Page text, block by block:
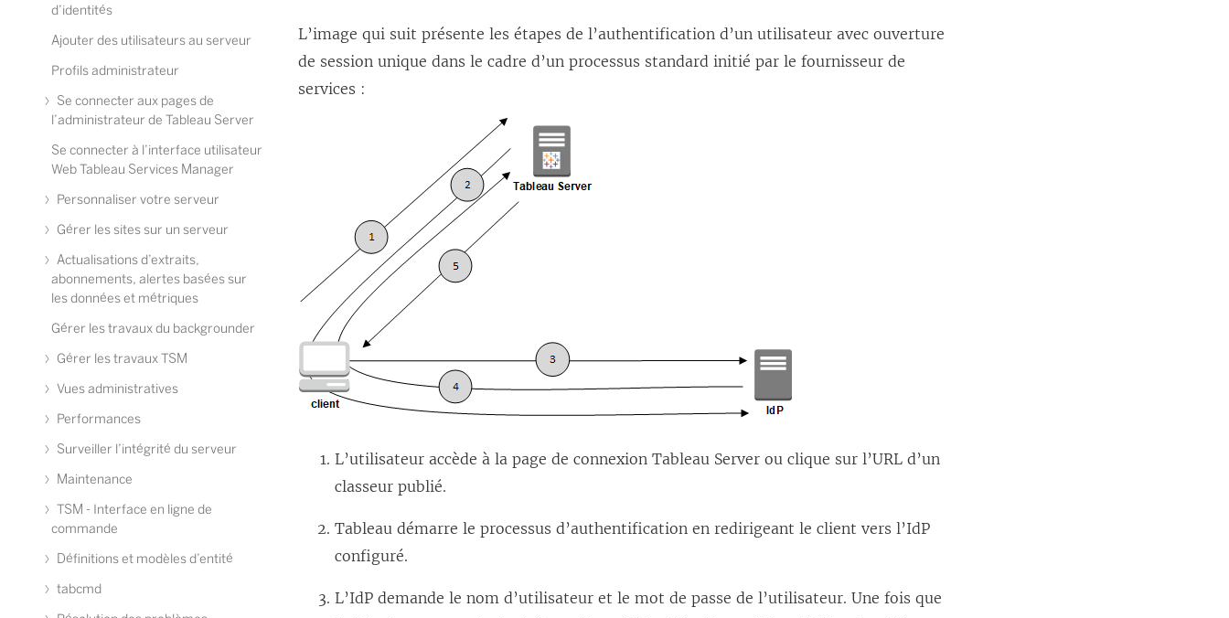
d’identités
Ajouter des utilisateurs au serveur
Profils administrateur
Se connecter aux pages de
l’administrateur de Tableau Server
Se connecter à l’interface utilisateur
Web Tableau Services Manager
Personnaliser votre serveur
Gérer les sites sur un serveur
Actualisations d’extraits,
abonnements, alertes basées sur
les données et métriques
Gérer les travaux du backgrounder
Gérer les travaux TSM
Vues administratives
Performances
Surveiller l’intégrité du serveur
Maintenance
TSM - Interface en ligne de
commande
Définitions et modèles d’entité
tabcmd
L’image qui suit présente les étapes de l’authentification d’un utilisateur avec ouverture
de session unique dans le cadre d’un processus standard initié par le fournisseur de
services :
L’utilisateur accède à la page de connexionTableau Server ou clique sur l’URL d’un
classeur publié.
Tableau démarre le processus d’authentification en redirigeant le client vers l’IdP
configuré.
L’IdP demande le nom d’utilisateur et le mot de passe de l’utilisateur. Une fois que